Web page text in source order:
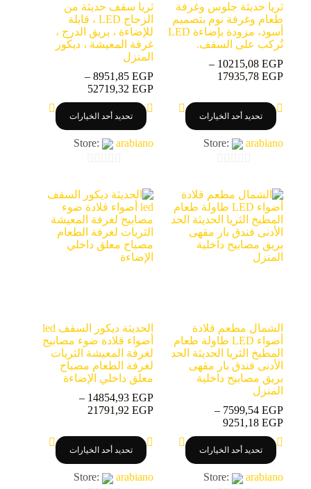
ثريا حديثة جلوس وغرفة
طعام وغرفة نوم بتصميم
أسود، مزودة بإضاءة LED
تُركب على السقف.
10215,08 EGP
–
17935,78 EGP
من
تحديد أحد الخيارات
هناك
العديد
من
الأشكال
يمكن
اختيار
الخيارات
على
صفحة
المنتج
Store: arabiano
o
u
t
o
ثريا سقف حديثة من
الزجاج LED ، قابلة
للإضاءة ، بريق الدرج ،
غرفة المعيشة ، ديكور
المنزل
8951,85 EGP
–
52719,32 EGP
السعر:
من
خلال
تحديد أحد الخيارات
هناك
العديد
من
الأشكال
يمكن
اختيار
الخيارات
على
صفحة
المنتج
Store: arabiano
u
t
o
الشمال مطعم قلادة
أضواء LED طاولة طعام
المطبخ الثريا الحديثة الحد
الأدنى فندق بار مقهى
بريق مصابيح داخلية
المنزل
7599,54 EGP
–
9251,18 EGP
نطاق
السعر:
من
خلال
تحديد أحد الخيارات
هناك
العديد
من
الأشكال
Store: arabiano
الحديثة ديكور السقف led
أضواء قلادة ضوء مصابيح
لغرفة المعيشة الثريات
لغرفة الطعام مصباح
معلق داخلي الإضاءة
14854,93 EGP
–
21791,92 EGP
من
تحديد أحد الخيارات
هناك
العديد
من
الأشكال
Store: arabiano